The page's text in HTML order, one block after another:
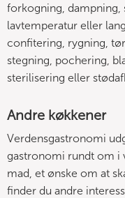
forkogning, dampning,
lavtemperatur eller
confitering, rygning,
stegning, pochering,
sterilisering eller
Andre køkkener
Verdensgastronomi
gastronomi rundt om i
mad, et ønske om at
finder du andre